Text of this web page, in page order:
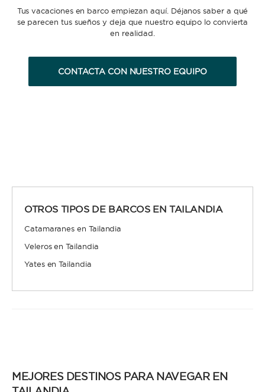
Tus vacaciones en barco empiezan aquí. Déjanos saber a qué
se parecen tus sueños y deja que nuestro equipo lo convierta
en realidad.
CONTACTA CON NUESTRO EQUIPO
OTROS TIPOS DE BARCOS EN TAILANDIA
Catamaranes en Tailandia
Veleros en Tailandia
Yates en Tailandia
MEJORES DESTINOS PARA NAVEGAR EN